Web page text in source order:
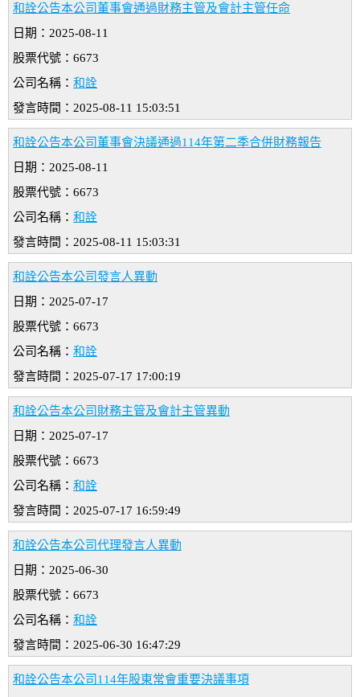
和詮公告本公司董事會通過財務主管及會計主管任命
日期：2025-08-11
股票代號：6673
公司名稱： 和詮
發言時間：2025-08-11 15:03:51
和詮公告本公司董事會決議通過114年第二季合併財務報告
日期：2025-08-11
股票代號：6673
公司名稱： 和詮
發言時間：2025-08-11 15:03:31
和詮公告本公司發言人異動
日期：2025-07-17
股票代號：6673
公司名稱： 和詮
發言時間：2025-07-17 17:00:19
和詮公告本公司財務主管及會計主管異動
日期：2025-07-17
股票代號：6673
公司名稱： 和詮
發言時間：2025-07-17 16:59:49
和詮公告本公司代理發言人異動
日期：2025-06-30
股票代號：6673
公司名稱： 和詮
發言時間：2025-06-30 16:47:29
和詮公告本公司114年股東常會重要決議事項